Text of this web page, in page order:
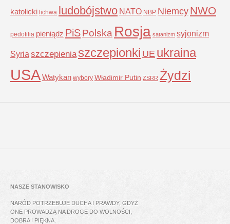
katolicki lichwa ludobójstwo NATO NBP NiemcyNWO
pedofilia pieniądz PiSPolska Rosja satanizm syjonizm
Syria szczepienia szczepionki UE ukraina
USAWatykan wybory Władimir Putin ZSRR Żydzi
NASZE STANOWISKO
NARÓD POTRZEBUJE DUCHA I PRAWDY, GDYŻ
ONE PROWADZĄ NA DROGĘ DO WOLNOŚCI,
DOBRA I PIĘKNA.